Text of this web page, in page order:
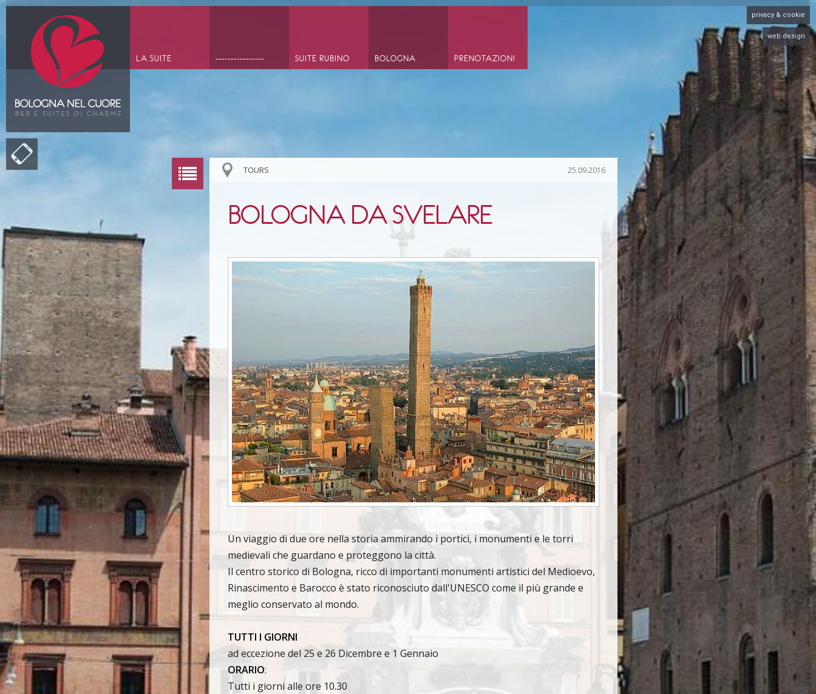
TOURS 25.09.2016
BOLOGNA DA SVELARE
Un viaggio di due ore nella storia ammirando i portici, i monumenti e le torri
medievali che guardano e proteggono la città.
Il centro storico di Bologna, ricco di importanti monumenti artistici del Medioevo,
Rinascimento e Barocco è stato riconosciuto dall'UNESCO come il più grande e
meglio conservato al mondo.
TUTTI I GIORNI
ad eccezione del 25 e 26 Dicembre e 1 Gennaio
ORARIO:
Tutti i giorni alle ore 10.30
LA SUITE ---------------- SUITE RUBINO BOLOGNA PRENOTAZIONI
privacy & cookie
web design